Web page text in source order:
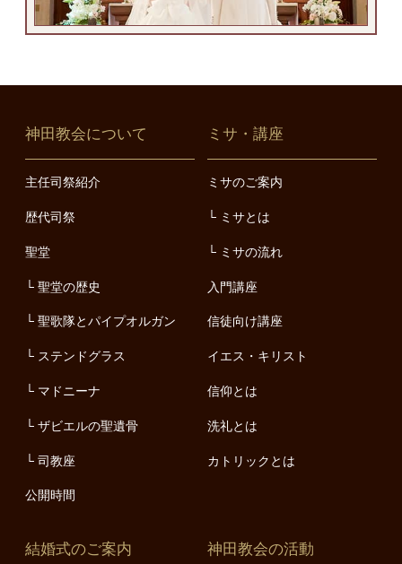
神田教会について
主任司祭紹介
歴代司祭
聖堂
聖堂の歴史
聖歌隊とパイプオルガン
ステンドグラス
マドニーナ
ザビエルの聖遺骨
司教座
公開時間
ミサ・講座
ミサのご案内
ミサとは
ミサの流れ
入門講座
信徒向け講座
イエス・キリスト
信仰とは
洗礼とは
カトリックとは
結婚式のご案内 神田教会の活動